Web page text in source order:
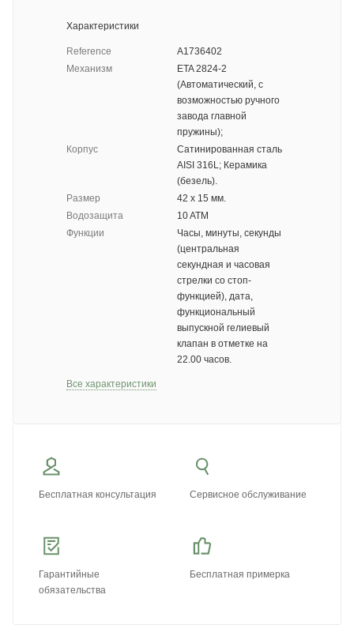
Характеристики
Reference
A1736402
Механизм
ETA 2824-2
(Автоматический, с
возможностью ручного
завода главной
пружины);
Корпус
Сатинированная сталь
AISI 316L; Керамика
(безель).
Размер
42 х 15 мм.
Водозащита
10 ATM
Функции
Часы, минуты, секунды
(центральная
секундная и часовая
стрелки со стоп-
функцией), дата,
функциональный
выпускной гелиевый
клапан в отметке на
22.00 часов.
Все характеристики
Бесплатная консультация Сервисное обслуживание
Гарантийные
обязательства
Бесплатная примерка